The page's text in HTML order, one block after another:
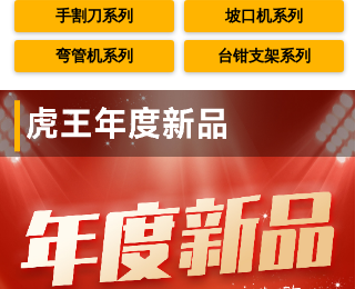
台钳支架系列
坡口机系列
手割刀系列
弯管机系列